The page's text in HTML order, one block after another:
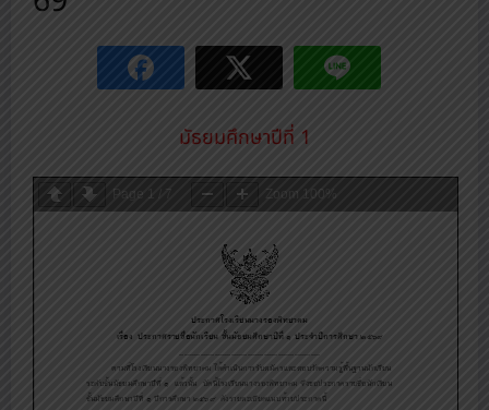
มัธยมศึกษาปีที่ 1
Page 1 / 7 Zoom 100%